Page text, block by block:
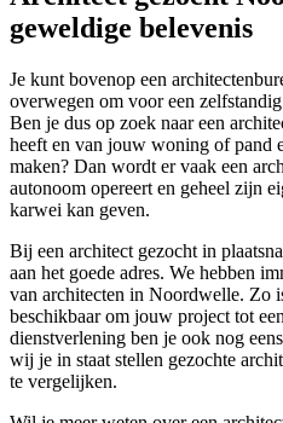
geweldige belevenis
Je kunt bovenop een
overwegen om voor een
Ben je dus op zoek naar een
heeft en van jouw woning of pand
maken? Dan wordt er vaak een
autonoom opereert en geheel zijn
karwei kan geven.
Bij een architect gezocht in
aan het goede adres. We hebben
van architecten in Noordwelle. Zo
beschikbaar om jouw project tot
dienstverlening ben je ook nog
wij je in staat stellen gezochte
te vergelijken.